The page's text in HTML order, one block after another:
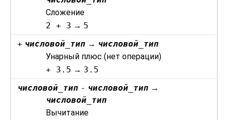
Сложение
2 + 3 → 5
+ числовой_тип → числовой_тип
Унарный плюс (нет операции)
+ 3.5 → 3.5
числовой_тип - числовой_тип →
числовой_тип
Вычитание